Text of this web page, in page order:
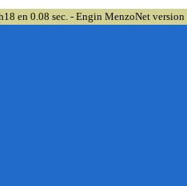
en 0.08 sec. - Engin MenzoNet